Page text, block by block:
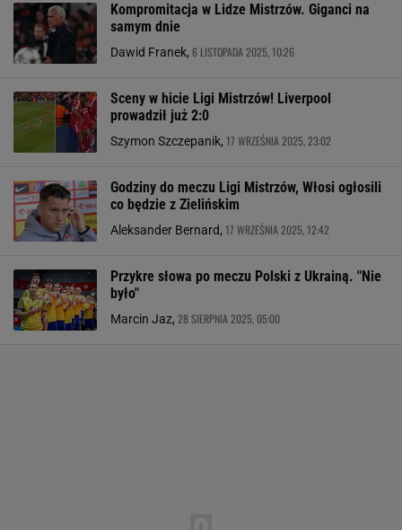
Kompromitacja w Lidze Mistrzów. Giganci na
samym dnie
Dawid Franek, 6 LISTOPADA 2025, 10:26
Sceny w hicie Ligi Mistrzów! Liverpool
prowadził już 2:0
Szymon Szczepanik, 17 WRZEŚNIA 2025, 23:02
Godziny do meczu Ligi Mistrzów, Włosi ogłosili
co będzie z Zielińskim
Aleksander Bernard, 17 WRZEŚNIA 2025, 12:42
Przykre słowa po meczu Polski z Ukrainą. "Nie
było"
Marcin Jaz, 28 SIERPNIA 2025, 05:00